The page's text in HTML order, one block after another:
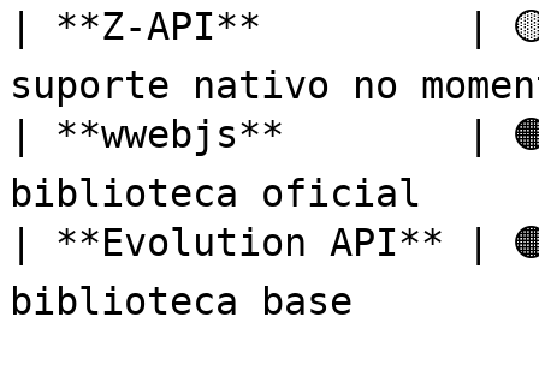
| **Z-API**         | 🟡
suporte nativo no
| **wwebjs**        | 🟠
biblioteca oficial
| **Evolution API** |
biblioteca base